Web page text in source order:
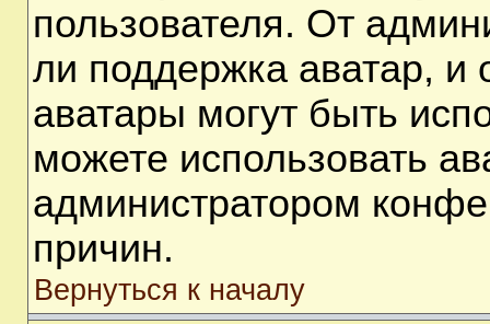
пользователя. От
ли поддержка аватар, и
аватары могут быть
можете использовать
администратором
причин.
Вернуться к началу